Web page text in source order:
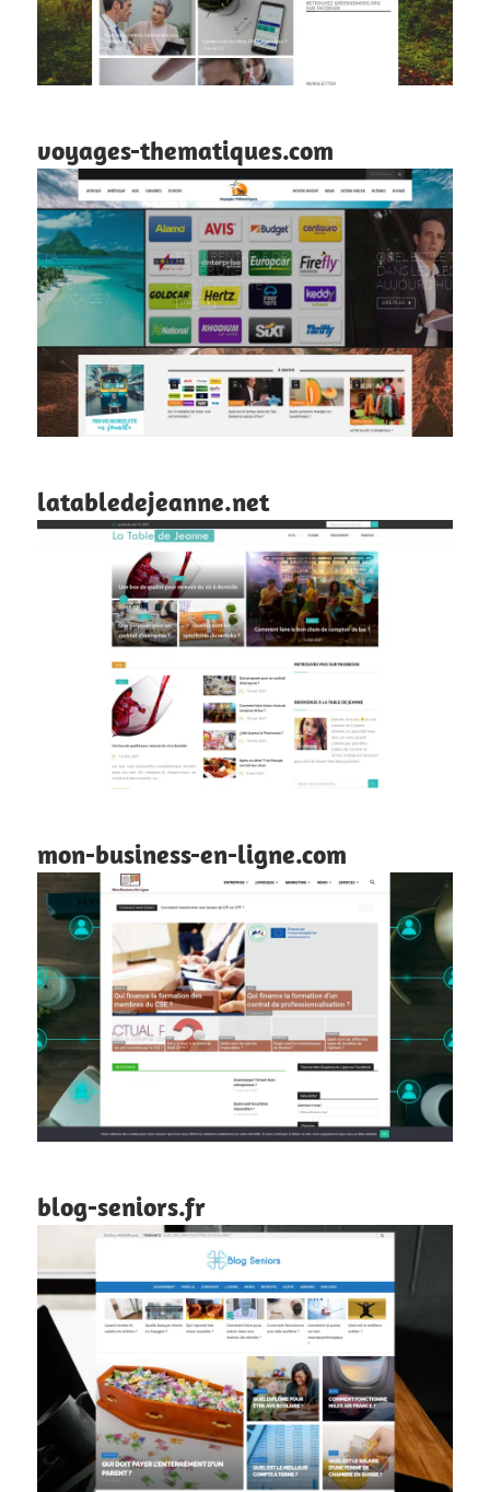
voyages-thematiques.com
latabledejeanne.net
mon-business-en-ligne.com
blog-seniors.fr